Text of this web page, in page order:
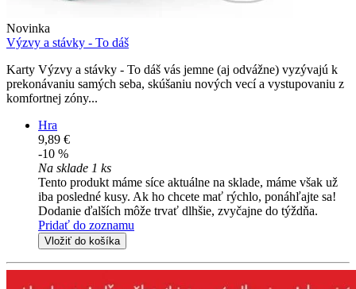
Novinka
Výzvy a stávky - To dáš
Karty Výzvy a stávky - To dáš vás jemne (aj odvážne) vyzývajú k
prekonávaniu samých seba, skúšaniu nových vecí a vystupovaniu z
komfortnej zóny...
Hra
9,89 €
-10 %
Na sklade 1 ks
Tento produkt máme síce aktuálne na sklade, máme však už
iba posledné kusy. Ak ho chcete mať rýchlo, ponáhľajte sa!
Dodanie ďalších môže trvať dlhšie, zvyčajne do týždňa.
Pridať do zoznamu
Vložiť do košíka